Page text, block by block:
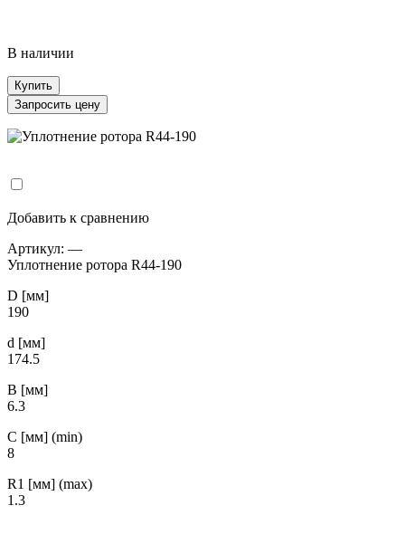
В наличии
Купить
Запросить цену
Добавить к сравнению
Артикул: —
Уплотнение ротора R44-190
D [мм]
190
d [мм]
174.5
B [мм]
6.3
С [мм] (min)
8
R1 [мм] (max)
1.3